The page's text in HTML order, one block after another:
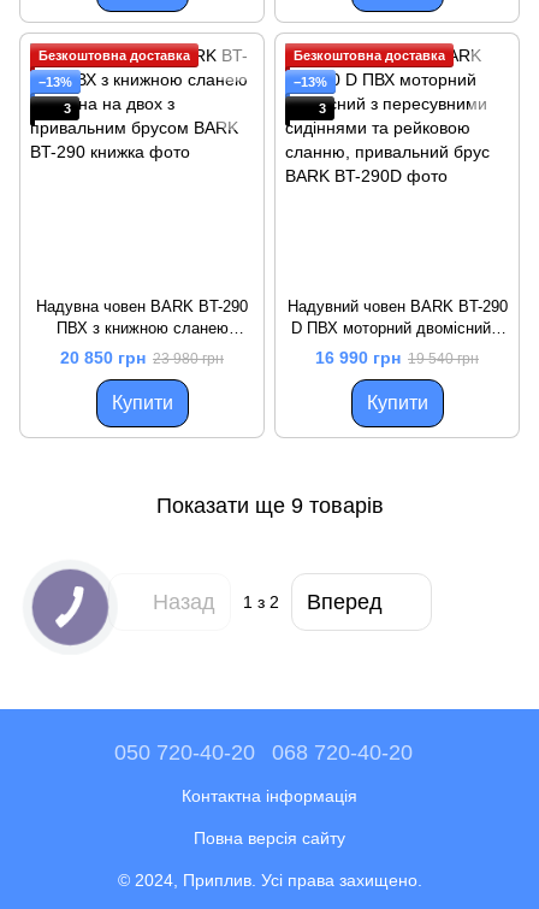
Безкоштовна доставка
−13%
3
Надувна човен BARK BT-290
ПВХ з книжною сланею
моторна на двох з
привальним брусом
20 850 грн 23 980 грн
Купити
Безкоштовна доставка
−13%
3
Надувний човен BARK BT-290
D ПВХ моторний двомісний з
пересувними сидіннями та
рейковою сланню,
привальний брус
16 990 грн 19 540 грн
Купити
Показати ще 9 товарів
Назад 1з 2 Вперед
050 720-40-20 068 720-40-20
Контактна інформація
Повна версія сайту
© 2024, Приплив. Усі права захищено.